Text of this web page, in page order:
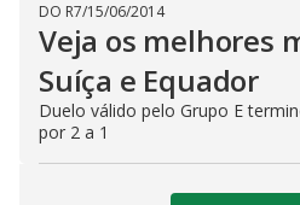
DO R7/15/06/2014
Veja os melhores
Suíça e Equador
Duelo válido pelo Grupo E
por 2 a 1